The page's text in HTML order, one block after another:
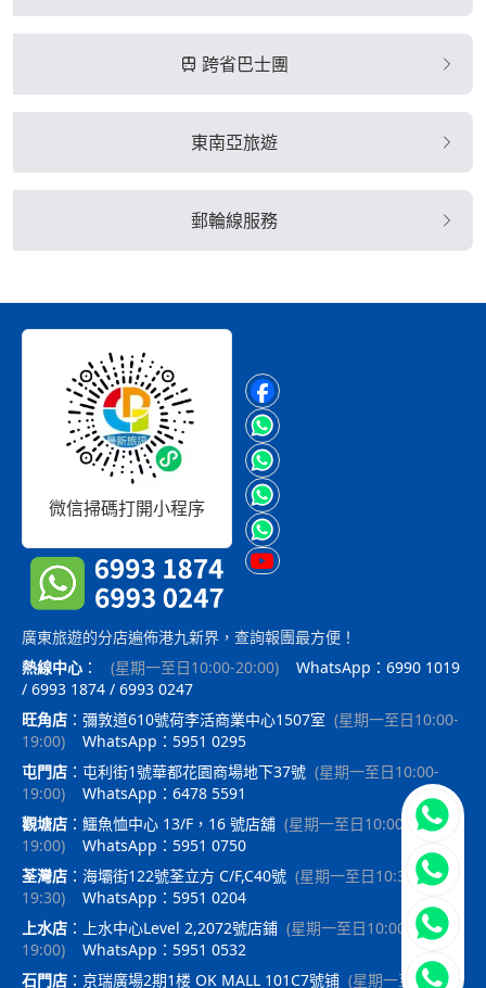
跨省巴士團
東南亞旅遊
郵輪線服務
微信掃碼打開小程序
廣東旅遊的分店遍佈港九新界，查詢報團最方便！
熱線中心 ： (星期一至日10:00-20:00)
WhatsApp：6990 1019
/ 6993 1874 / 6993 0247
旺角店 ： 彌敦道610號荷李活商業中心1507室 (星期一至日10:00-
19:00)
WhatsApp：5951 0295
屯門店 ： 屯利街1號華都花園商場地下37號 (星期一至日10:00-
19:00)
WhatsApp：6478 5591
觀塘店 ： 鱷魚恤中心 13/F，16 號店舖 (星期一至日10:00-
19:00)
WhatsApp：5951 0750
荃灣店 ： 海壩街122號荃立方 C/F,C40號 (星期一至日10:30-
19:30)
WhatsApp：5951 0204
上水店 ： 上水中心Level 2,2072號店鋪 (星期一至日10:00-
19:00)
WhatsApp：5951 0532
石門店 ： 京瑞廣場2期1楼 OK MALL 101C7號铺 (星期一至日
立即